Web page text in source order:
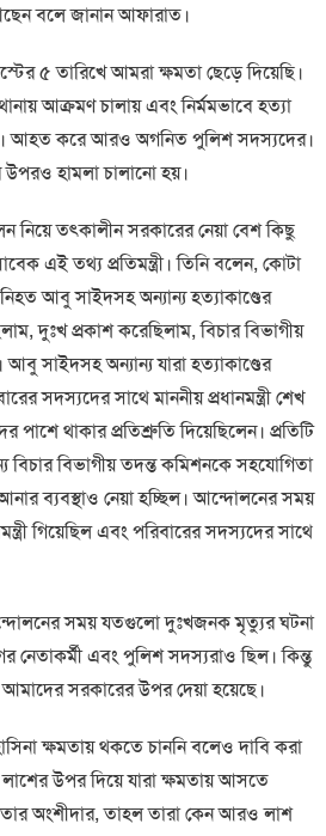
বলে জানান আফারাত।
৫ তারিখে আমরা ক্ষমতা ছেড়ে দিয়েছি।
আক্রমণ চালায় এবং নির্মমভাবে হত্যা
আহত করে আরও অগনিত পুলিশ সদস্যদের।
হামলা চালানো হয়।
নিয়ে তৎকালীন সরকারের নেয়া বেশ কিছু
এই তথ্য প্রতিমন্ত্রী। তিনি বলেন, কোটা
আবু সাইদসহ অন্যান্য হত্যাকাণ্ডের
দুঃখ প্রকাশ করেছিলাম, বিচার বিভাগীয়
আবু সাইদসহ অন্যান্য যারা হত্যাকাণ্ডের
সদস্যদের সাথে মাননীয় প্রধানমন্ত্রী শেখ
পাশে থাকার প্রতিশ্রুতি দিয়েছিলেন। প্রতিটি
বিচার বিভাগীয় তদন্ত কমিশনকে সহযোগিতা
ব্যবস্থাও নেয়া হচ্ছিল। আন্দোলনের সময়
গিয়েছিল এবং পরিবারের সদস্যদের সাথে
সময় যতগুলো দুঃখজনক মৃত্যুর ঘটনা
নেতাকর্মী এবং পুলিশ সদস্যরাও ছিল। কিন্তু
সরকারের উপর দেয়া হয়েছে।
ক্ষমতায় থকতে চাননি বলেও দাবি করা
উপর দিয়ে যারা ক্ষমতায় আসতে
অংশীদার, তাহল তারা কেন আরও লাশ